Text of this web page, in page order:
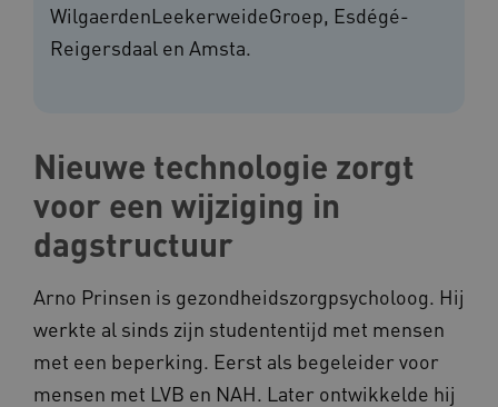
WilgaerdenLeekerweideGroep, Esdégé-
Reigersdaal en Amsta.
Nieuwe technologie zorgt
voor een wijziging in
dagstructuur
Arno Prinsen is gezondheidszorgpsycholoog. Hij
werkte al sinds zijn studententijd met mensen
met een beperking. Eerst als begeleider voor
mensen met LVB en NAH. Later ontwikkelde hij